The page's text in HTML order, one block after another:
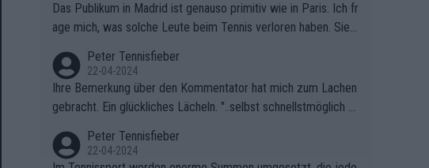
Das Publikum in Madrid ist genauso primitiv wie in Paris. Ich fr
age mich, was solche Leute beim Tennis verloren haben. Sie s
ben.
Peter Tennisfieber
22-04-2024
Ihre Bemerkung über den Kommentator hat mich zum Lachen
gebracht. Ein glückliches Lächeln. "..selbst schnellstmöglich na
Peter Tennisfieber
22-04-2024